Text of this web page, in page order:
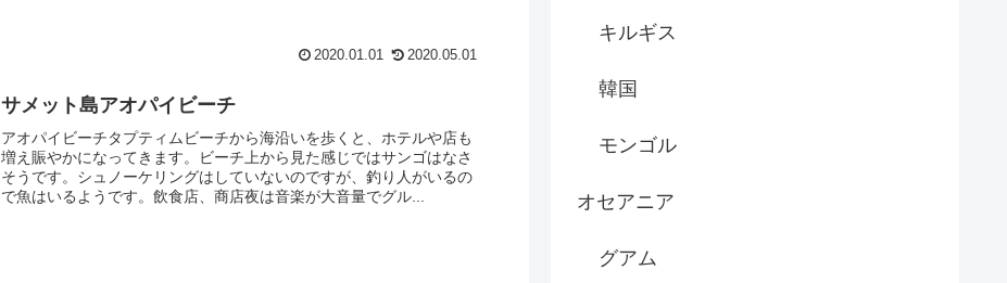
2020.01.01 2020.05.01
サメット島アオパイビーチ
アオパイビーチタプティムビーチから海沿いを歩くと、ホテルや店も
増え賑やかになってきます。ビーチ上から見た感じではサンゴはなさ
そうです。シュノーケリングはしていないのですが、釣り人がいるの
で魚はいるようです。飲食店、商店夜は音楽が大音量でグル...
キルギス
韓国
モンゴル
オセアニア
グアム